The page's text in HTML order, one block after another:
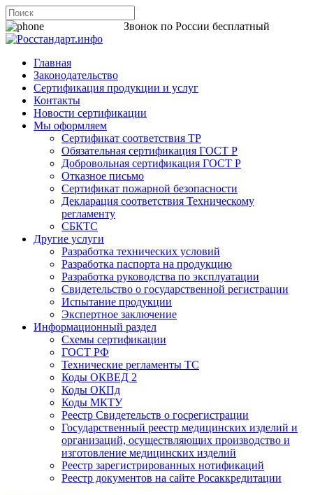
Звонок по России бесплатный
Главная
Законодательство
Сертификация продукции и услуг
Контакты
Новости сертификации
Мы оформляем
Сертификат соответствия ТР
Обязательная сертификация ГОСТ Р
Добровольная сертификация ГОСТ Р
Отказное письмо
Сертификат пожарной безопасности
Декларация соответствия Техническому
регламенту
СБКТС
Другие услуги
Разработка технических условий
Разработка паспорта на продукцию
Разработка руководства по эксплуатации
Свидетельство о государственной регистрации
Испытание продукции
Экспертное заключение
Информационный раздел
Схемы сертификации
ГОСТ РФ
Технические регламенты ТС
Коды ОКВЕД 2
Коды ОКПд
Коды МКТУ
Реестр Свидетельств о госрегистрации
Государственный реестр медицинских изделий и
организаций, осуществляющих производство и
изготовление медицинских изделий
Реестр зарегистрированных нотификаций
Реестр документов на сайте Росаккредитации